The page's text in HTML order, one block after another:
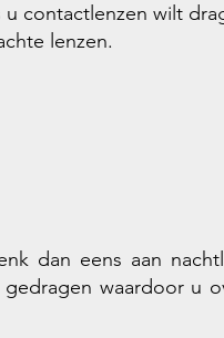
contactlenzen wilt
lenzen.
dan eens aan
gedragen waardoor u